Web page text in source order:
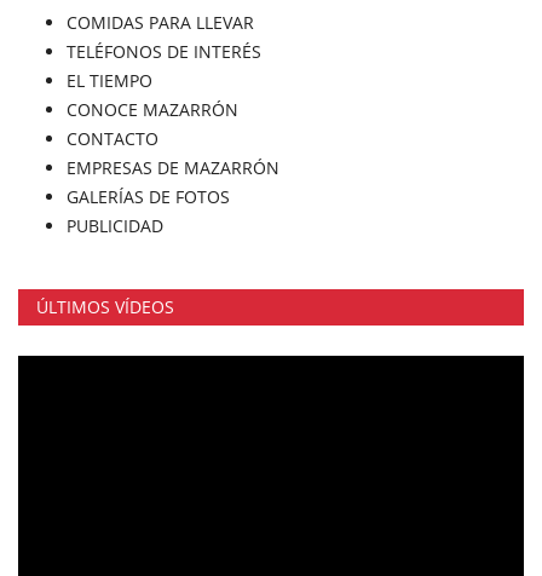
COMIDAS PARA LLEVAR
TELÉFONOS DE INTERÉS
EL TIEMPO
CONOCE MAZARRÓN
CONTACTO
EMPRESAS DE MAZARRÓN
GALERÍAS DE FOTOS
PUBLICIDAD
ÚLTIMOS VÍDEOS